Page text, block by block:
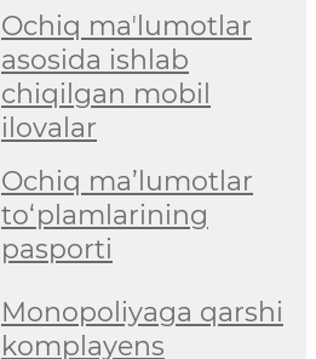
Ochiq maʼlumotlar
asosida ishlab
chiqilgan mobil
ilovalar
Ochiq ma’lumotlar
to‘plamlarining
pasporti
Monopoliyaga qarshi
komplayens